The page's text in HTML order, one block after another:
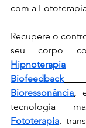
com a
Recupere o
Hipnoterapia
Biofeedback
Bioressonância,
Fototerapia,